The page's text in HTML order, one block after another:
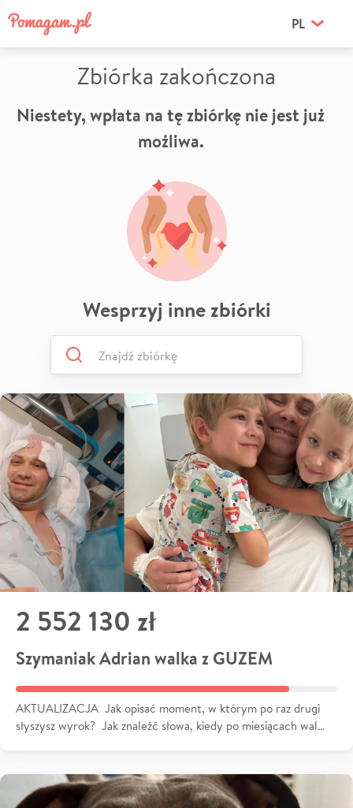
PL
Zbiórka zakończona
Niestety, wpłata na tę zbiórkę nie jest już
możliwa.
Wesprzyj inne zbiórki
2 552 130 zł
Szymaniak Adrian walka z GUZEM
AKTUALIZACJA Jak opisać moment, w którym po raz drugi
słyszysz wyrok? Jak znaleźć słowa, kiedy po miesiącach wal…